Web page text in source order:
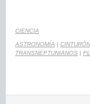
CIENCIA
ASTRONOMÍA |
TRANSNEPTUNIANOS |